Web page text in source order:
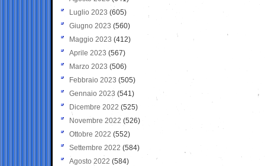
Luglio 2023 (605)
Giugno 2023 (560)
Maggio 2023 (412)
Aprile 2023 (567)
Marzo 2023 (506)
Febbraio 2023 (505)
Gennaio 2023 (541)
Dicembre 2022 (525)
Novembre 2022 (526)
Ottobre 2022 (552)
Settembre 2022 (584)
Agosto 2022 (584)